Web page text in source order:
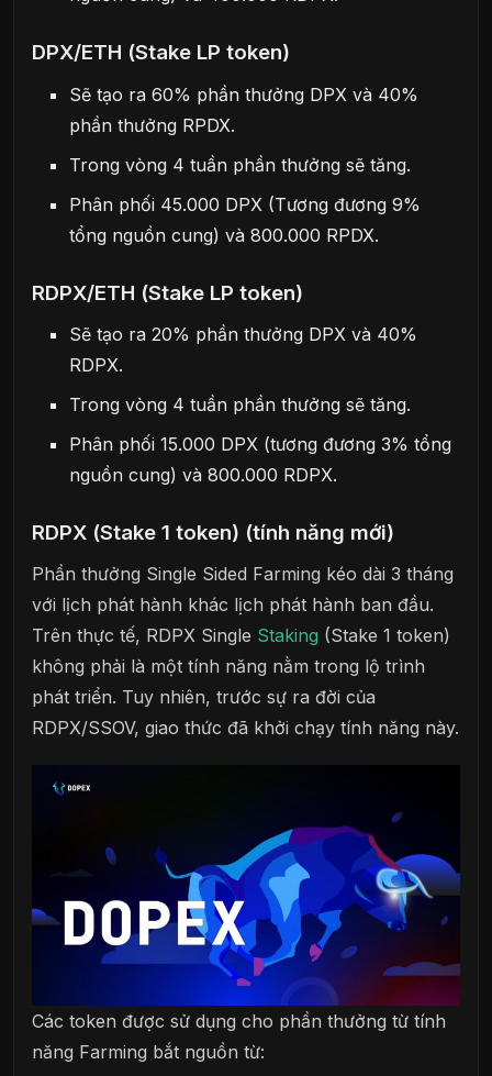
DPX/ETH (Stake LP token)
Sẽ tạo ra 60% phần thưởng DPX và 40%
phần thưởng RPDX.
Trong vòng 4 tuần phần thưởng sẽ tăng.
Phân phối 45.000 DPX (Tương đương 9%
tổng nguồn cung) và 800.000 RPDX.
RDPX/ETH (Stake LP token)
Sẽ tạo ra 20% phần thưởng DPX và 40%
RDPX.
Trong vòng 4 tuần phần thưởng sẽ tăng.
Phân phối 15.000 DPX (tương đương 3% tổng
nguồn cung) và 800.000 RDPX.
RDPX (Stake 1 token) (tính năng mới)
Phần thưởng Single Sided Farming kéo dài 3 tháng
với lịch phát hành khác lịch phát hành ban đầu.
Trên thực tế, RDPX Single Staking (Stake 1 token)
không phải là một tính năng nằm trong lộ trình
phát triển. Tuy nhiên, trước sự ra đời của
RDPX/SSOV, giao thức đã khởi chạy tính năng này.
Các token được sử dụng cho phần thưởng từ tính
năng Farming bắt nguồn từ: